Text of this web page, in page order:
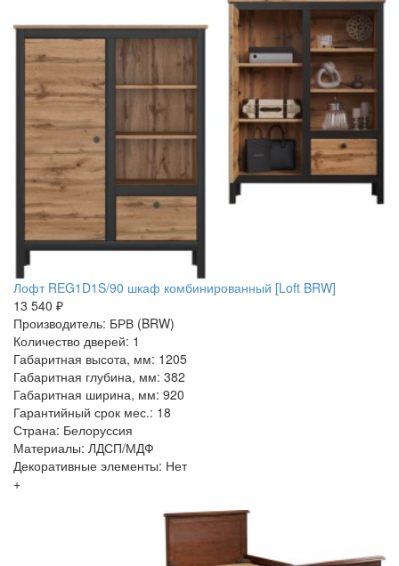
Лофт REG1D1S/90 шкаф комбинированный [Loft BRW]
13 540 ₽
Производитель: БРВ (BRW)
Количество дверей: 1
Габаритная высота, мм: 1205
Габаритная глубина, мм: 382
Габаритная ширина, мм: 920
Гарантийный срок мес.: 18
Страна: Белоруссия
Материалы: ЛДСП/МДФ
Декоративные элементы: Нет
+